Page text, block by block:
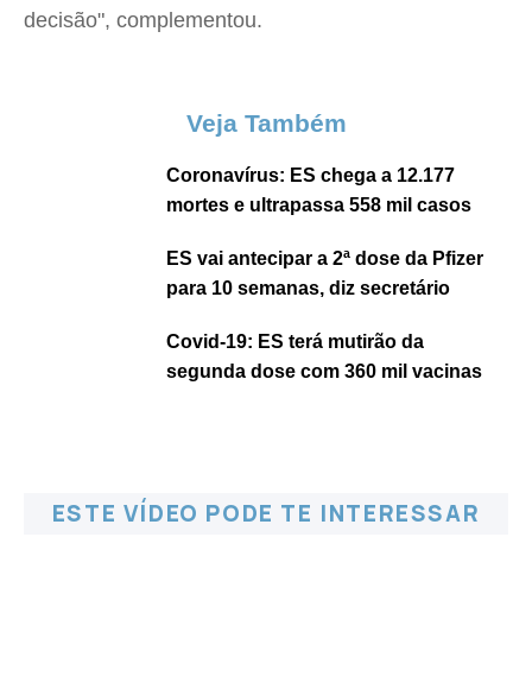
decisão", complementou.
Veja Também
Coronavírus: ES chega a 12.177
mortes e ultrapassa 558 mil casos
ES vai antecipar a 2ª dose da Pfizer
para 10 semanas, diz secretário
Covid-19: ES terá mutirão da
segunda dose com 360 mil vacinas
ESTE VÍDEO PODE TE INTERESSAR